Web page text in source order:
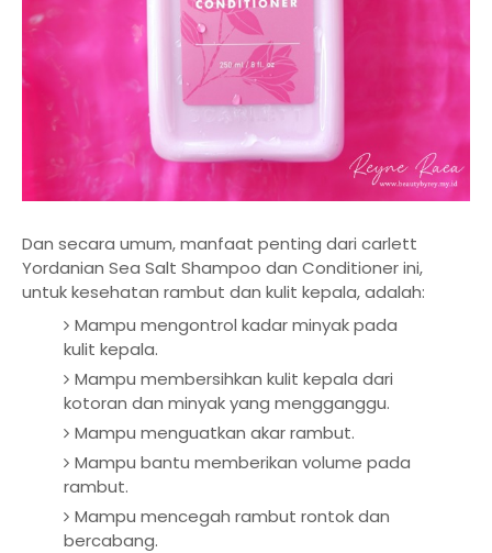
Dan secara umum, manfaat penting dari carlett
Yordanian Sea Salt Shampoo dan Conditioner ini,
untuk kesehatan rambut dan kulit kepala, adalah:
Mampu mengontrol kadar minyak pada
kulit kepala.
Mampu membersihkan kulit kepala dari
kotoran dan minyak yang mengganggu.
Mampu menguatkan akar rambut.
Mampu bantu memberikan volume pada
rambut.
Mampu mencegah rambut rontok dan
bercabang.